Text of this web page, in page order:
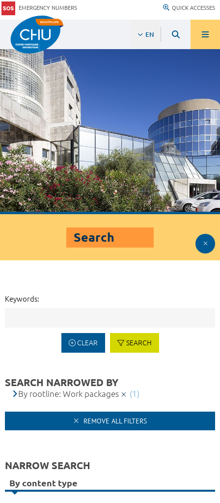
EMERGENCY NUMBERS QUICK ACCESSES
EN
Search
Keywords:
CLEAR SEARCH
SEARCH NARROWED BY
By rootline: Work packages (1)
REMOVE ALL FILTERS
NARROW SEARCH
By content type